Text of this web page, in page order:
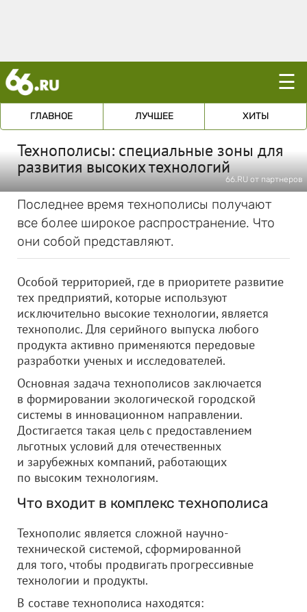
☰
ГЛАВНОЕ ЛУЧШЕЕ ХИТЫ
Технополисы: специальные зоны для
развития высоких технологий
66.RU от партнеров
Последнее время технополисы получают
все более широкое распространение. Что
они собой представляют.
Особой территорией, где в приоритете развитие
тех предприятий, которые используют
исключительно высокие технологии, является
технополис. Для серийного выпуска любого
продукта активно применяются передовые
разработки ученых и исследователей.
Основная задача технополисов заключается
в формировании экологической городской
системы в инновационном направлении.
Достигается такая цель с предоставлением
льготных условий для отечественных
и зарубежных компаний, работающих
по высоким технологиям.
Что входит в комплекс технополиса
Технополис является сложной научно-
технической системой, сформированной
для того, чтобы продвигать прогрессивные
технологии и продукты.
В составе технополиса находятся: